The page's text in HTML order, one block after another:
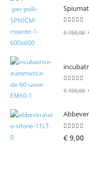
€750,00
Su
€150,00
€ 9,00